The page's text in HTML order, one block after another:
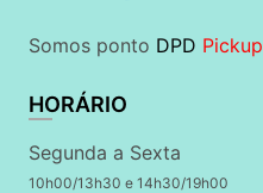
Somos ponto DPD Pickup
HORÁRIO
Segunda a Sexta
10h00/13h30 e 14h30/19h00